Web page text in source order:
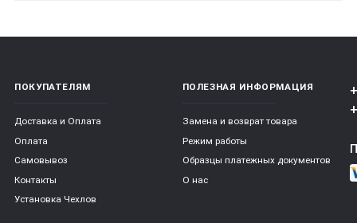
ПОКУПАТЕЛЯМ
Доставка и Оплата
Оплата
Самовывоз
Контакты
Установка Чехлов
ПОЛЕЗНАЯ ИНФОРМАЦИЯ
Замена и возврат товара
Режим работы
Образцы платежных документов
О нас